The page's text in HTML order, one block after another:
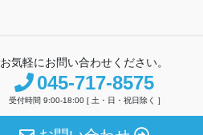
お気軽にお問い合わせください。
045-717-8575
受付時間 9:00-18:00 [ 土・日・祝日除く ]